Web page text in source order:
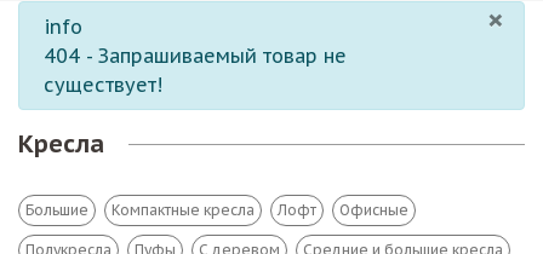
×
info
404 - Запрашиваемый товар не
существует!
Кресла
Большие Компактные кресла Лофт Офисные
Полукресла Пуфы С деревом Средние и большие кресла